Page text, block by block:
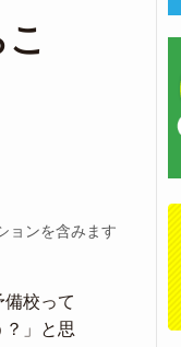
ョンを含みます
備校って
？」と思